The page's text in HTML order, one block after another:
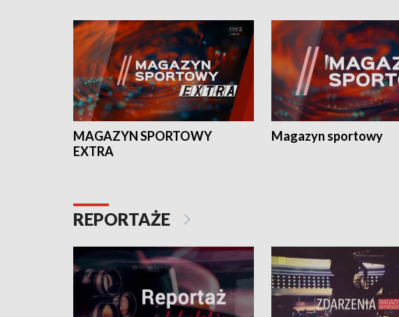
MAGAZYN SPORTOWY
EXTRA
Magazyn sportowy
REPORTAŻE